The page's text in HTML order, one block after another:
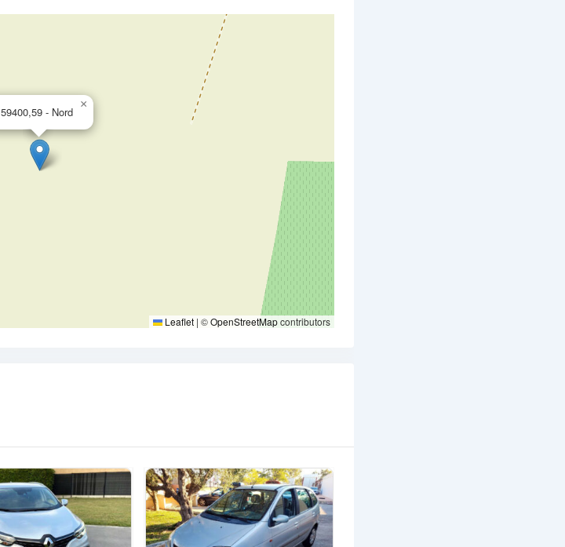
59400,59 - Nord
×
Leaflet | ©OpenStreetMapcontributors